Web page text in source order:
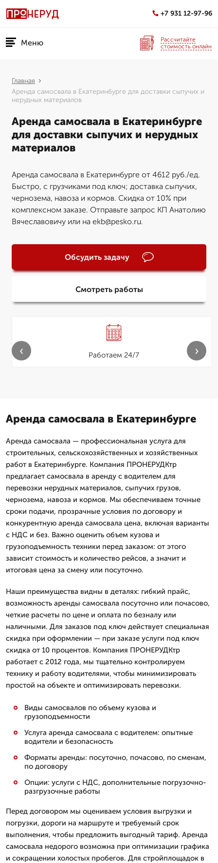
+7 931 12-97-96
Меню
Рассчитайте
стоимость онлайн
Главная
Аренда самосвала в Екатеринбурге для доставки сыпучих и
нерудных материалов
Аренда самосвала в Екатеринбурге
для доставки сыпучих и нерудных
материалов
Аренда самосвала в Екатеринбурге от 4612 руб./ед.
Быстро, с грузчиками под ключ; доставка сыпучих,
чернозема, навоза и кормов. Скидка от 10% при
комплексном заказе. Отправьте запрос КП Анатолию
Вячеславовичу или на ekb@pesko.ru.
Обсудить задачу
Смотреть работы
Работаем 24/7
‹ ›
Аренда самосвала в Екатеринбурге
Аренда самосвала — профессиональная услуга для
строительных, сельскохозяйственных и хозяйственных
работ в Екатеринбурге. Компания ПРОНЕРУДКтр
предлагает самосвала в аренду с водителем для
перевозки нерудных материалов, сыпучих грузов,
чернозема, навоза и кормов. Мы обеспечиваем точные
сроки подачи, прозрачные условия по договору и
конкурентную аренда самосвала цена, включая варианты
с НДС и без. Важно оценить объем кузова и
грузоподъемность техники перед заказом: от этого
зависит стоимость и количество рейсов, а значит и
итоговая цена за смену или посуточно.
Наши преимущества видны в деталях: гибкий прайс,
возможность аренды самосвала посуточно или почасово,
четкие расчеты по цене и оплата по безналу или
наличными. Для заказов под ключ действует специальная
скидка при оформлении — при заказе услуги под ключ
скидка от 10 процентов. Компания ПРОНЕРУДКтр
работает с 2012 года, мы тщательно контролируем
технику и работу водителями, чтобы минимизировать
простой на объекте и оптимизировать перевозки.
Виды самосвалов по объему кузова и
грузоподъемности
Услуга аренда самосвала с водителем: опытные
водители и безопасность
Форматы аренды: посуточно, почасово, по сменам,
по договору
Опции: услуги с НДС, дополнительные погрузочно-
разгрузочные работы
Перед договором мы оцениваем условия выгрузки и
погрузки, дороги на маршруте и требуемый срок
выполнения, чтобы предложить выгодный тариф. Аренда
самосвала недорого возможна при оптимизации графика
и сокращении холостых пробегов. Для стройплощадок в